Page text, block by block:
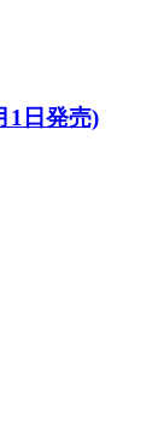
1日発売)